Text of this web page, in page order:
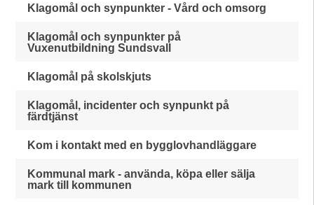
Klagomål och synpunkter - Vård och omsorg
Klagomål och synpunkter på
Vuxenutbildning Sundsvall
Klagomål på skolskjuts
Klagomål, incidenter och synpunkt på
färdtjänst
Kom i kontakt med en bygglovhandläggare
Kommunal mark - använda, köpa eller sälja
mark till kommunen